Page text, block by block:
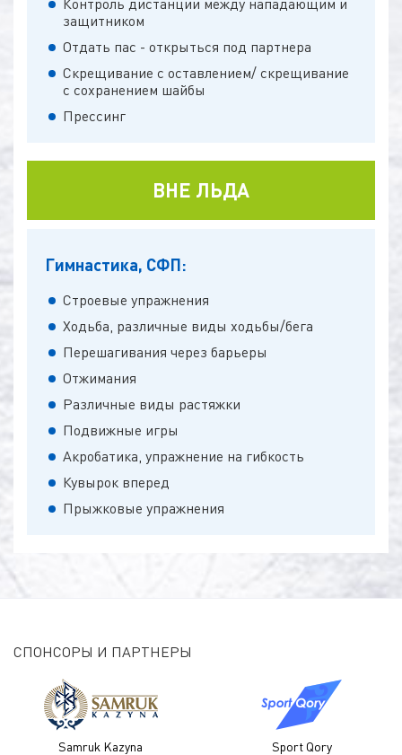
Контроль дистанции между нападающим и
защитником
Отдать пас - открыться под партнера
Скрещивание с оставлением/ скрещивание
с сохранением шайбы
Прессинг
ВНЕ ЛЬДА
Гимнастика, СФП:
Строевые упражнения
Ходьба, различные виды ходьбы/бега
Перешагивания через барьеры
Отжимания
Различные виды растяжки
Подвижные игры
Акробатика, упражнение на гибкость
Кувырок вперед
Прыжковые упражнения
СПОНСОРЫ И ПАРТНЕРЫ
Samruk Kazyna Sport Qory